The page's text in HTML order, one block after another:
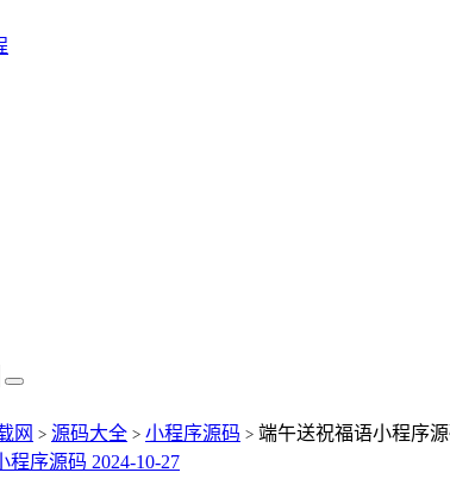
网 > 源码大全 > 小程序源码 > 端午送祝福语小程序
程序源码 2024-10-27